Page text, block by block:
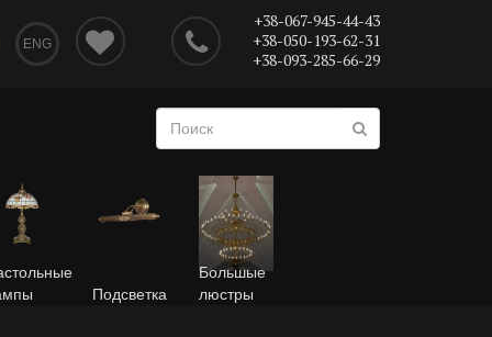
ENG
+38-067-945-44-43
+38-050-193-62-31
+38-093-285-66-29
Подсветка
Большые
люстры